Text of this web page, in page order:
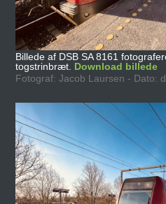
Billede af DSB SA 8161
togstrinbræt. Download billede
Fotograf: Jacob Laursen - Dato: